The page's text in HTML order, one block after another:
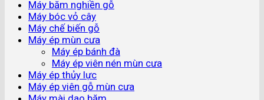
Máy băm nghiền gỗ
Máy bóc vỏ cây
Máy chế biến gỗ
Máy ép mùn cưa
Máy ép bánh đà
Máy ép viên nén mùn cưa
Máy ép thủy lực
Máy ép viên gỗ mùn cưa